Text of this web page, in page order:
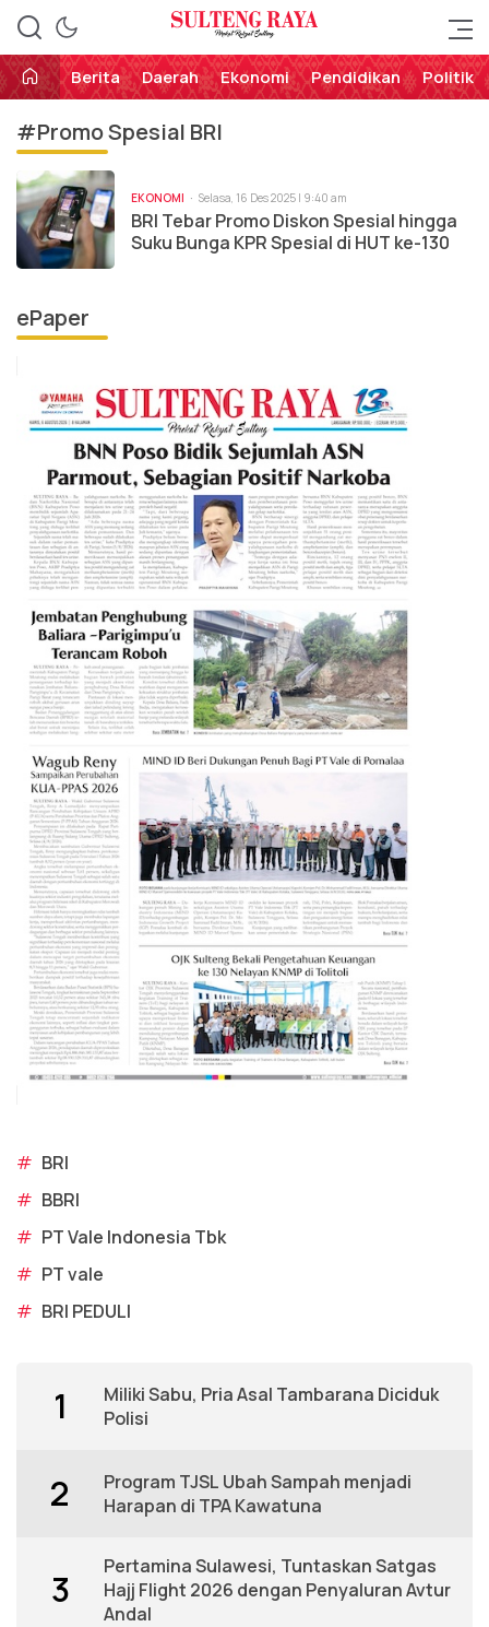
Sulteng Raya
Perekat Rakyat Sulteng
Berita
Daerah Ekonomi Pendidikan Politik
#Promo Spesial BRI
EKONOMI Selasa, 16 Des 2025 | 9:40 am
BRI Tebar Promo Diskon Spesial hingga
Suku Bunga KPR Spesial di HUT ke-130
ePaper
# BRI
# BBRI
# PT Vale Indonesia Tbk
# PT vale
# BRI PEDULI
1
Miliki Sabu, Pria Asal Tambarana Diciduk
Polisi
2
Program TJSL Ubah Sampah menjadi
Harapan di TPA Kawatuna
3
Pertamina Sulawesi, Tuntaskan Satgas
Hajj Flight 2026 dengan Penyaluran Avtur
Andal